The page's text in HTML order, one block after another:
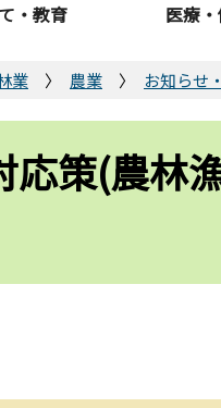
・教育 医療
業 農業 お知らせ
応策(農林